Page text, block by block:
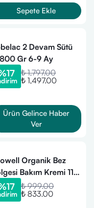
Sepete Ekle
2 Devam Sütü
Gr 6-9 Ay
17
₺ 1,797.00
₺ 1,497.00
Ürün Gelince Haber
Ver
Organik Bez
Bakım Kremi 110
17
₺ 999.00
₺ 833.00